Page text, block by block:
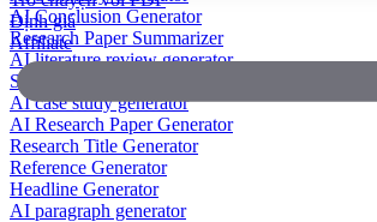
AI Conclusion Generator
Research Paper Summarizer
AI literature review generator
Scientific Paper Summarizer
AI case study generator
AI Research Paper Generator
Research Title Generator
Reference Generator
Headline Generator
AI paragraph generator
Định giá
Affiliate